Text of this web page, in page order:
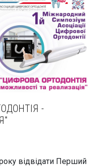
-
відвідати Перший